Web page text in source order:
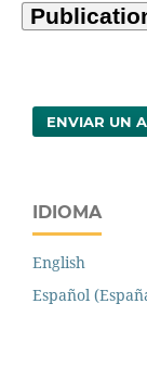
ENVIAR UN
IDIOMA
English
Español